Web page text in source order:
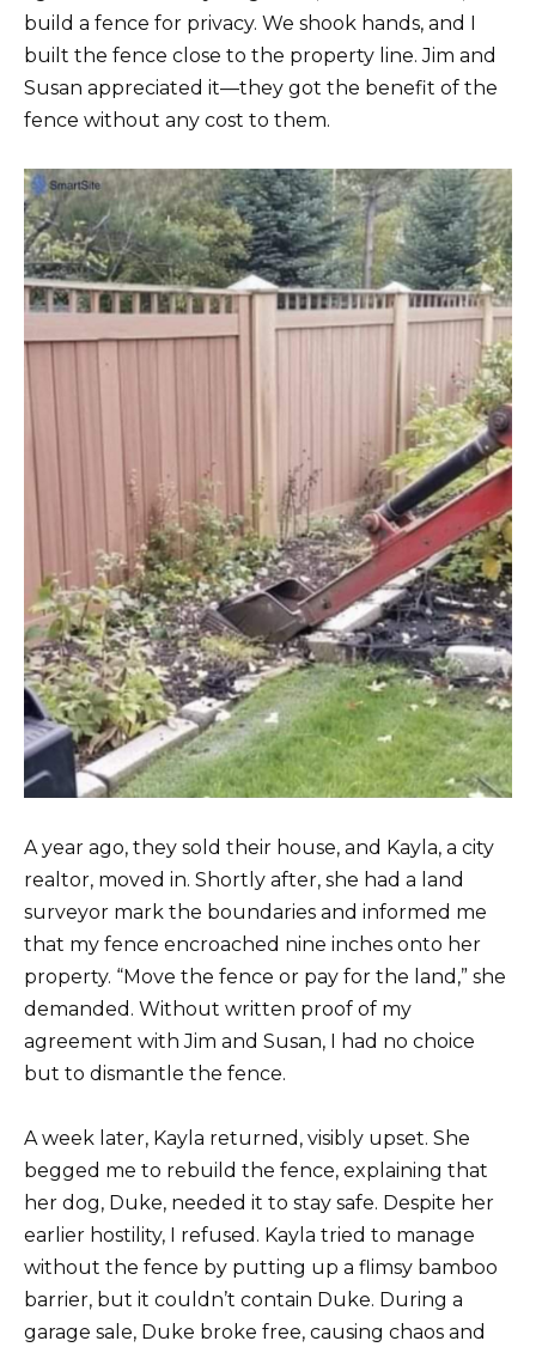
build a fence for privacy. We shook hands, and I
built the fence close to the property line. Jim and
Susan appreciated it—they got the benefit of the
fence without any cost to them.
A year ago, they sold their house, and Kayla, a city
realtor, moved in. Shortly after, she had a land
surveyor mark the boundaries and informed me
that my fence encroached nine inches onto her
property. “Move the fence or pay for the land,” she
demanded. Without written proof of my
agreement with Jim and Susan, I had no choice
but to dismantle the fence.
A week later, Kayla returned, visibly upset. She
begged me to rebuild the fence, explaining that
her dog, Duke, needed it to stay safe. Despite her
earlier hostility, I refused. Kayla tried to manage
without the fence by putting up a flimsy bamboo
barrier, but it couldn’t contain Duke. During a
garage sale, Duke broke free, causing chaos and